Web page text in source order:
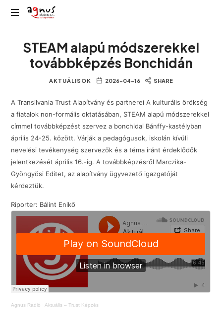
Agnus
közösségi
rádiója
STEAM alapú módszerekkel
továbbképzés Bonchidán
AKTUÁLISOK 2026-04-16 SHARE
A Transilvania Trust Alapítvány és partnerei A kulturális örökség
a fiatalok non-formális oktatásában, STEAM alapú módszerekkel
címmel továbbképzést szervez a bonchidai Bánffy-kastélyban
április 24-25. között. Várják a pedagógusok, iskolán kívüli
nevelési tevékenység szervezők és a téma iránt érdeklődők
jelentkezését április 16.-ig. A továbbképzésről Marczika-
Gyöngyösi Editet, az alapítvány ügyvezető igazgatóját
kérdeztük.
Riporter: Bálint Enikő
Agnus Rádió · Aktuális – Trust Képzés